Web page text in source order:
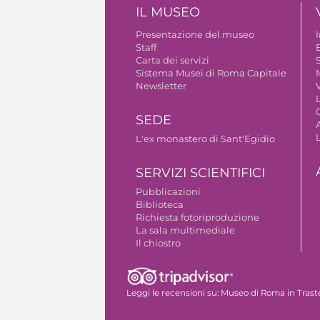
IL MUSEO
Presentazione del museo
Staff
Carta dei servizi
Sistema Musei di Roma Capitale
Newsletter
SEDE
L'ex monastero di Sant'Egidio
SERVIZI SCIENTIFICI
Pubblicazioni
Biblioteca
Richiesta fotoriproduzione
La sala multimediale
Il chiostro
Leggi le recensioni su: Museo di Roma in